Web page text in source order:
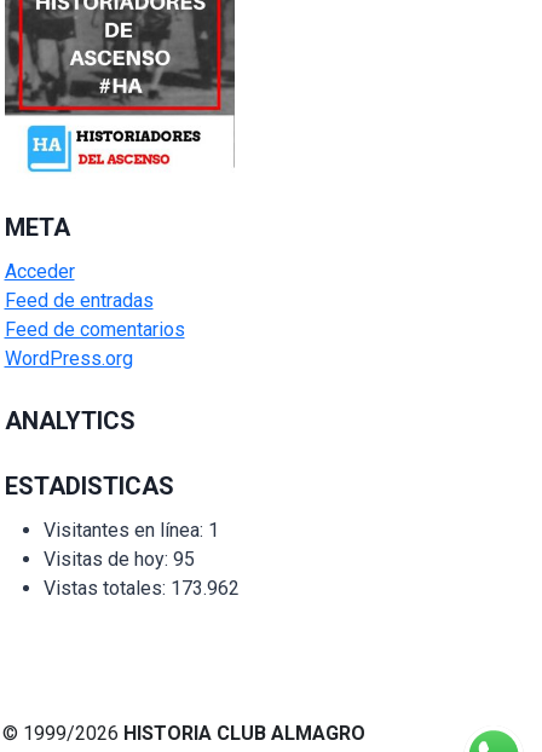
META
Acceder
Feed de entradas
Feed de comentarios
WordPress.org
ANALYTICS
ESTADISTICAS
Visitantes en línea: 1
Visitas de hoy: 95
Vistas totales: 173.962
© 1999/2026 HISTORIA CLUB ALMAGRO